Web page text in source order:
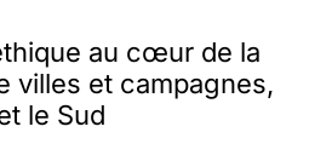
au cœur de la
villes et campagnes,
le Sud